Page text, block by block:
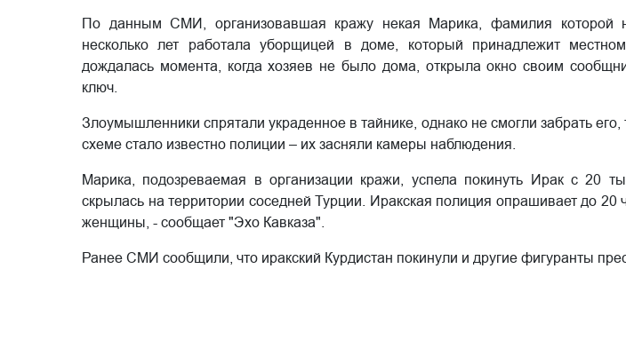
По данным СМИ, организовавшая кражу некая Марика, фамилия которой
несколько лет работала уборщицей в доме, который принадлежит
дождалась момента, когда хозяев не было дома, открыла окно своим
ключ.
Злоумышленники спрятали украденное в тайнике, однако не смогли забрать его,
схеме стало известно полиции – их засняли камеры наблюдения.
Марика, подозреваемая в организации кражи, успела покинуть Ирак с 20
скрылась на территории соседней Турции. Иракская полиция опрашивает до 20
женщины, - сообщает "Эхо Кавказа".
Ранее СМИ сообщили, что иракский Курдистан покинули и другие фигуранты